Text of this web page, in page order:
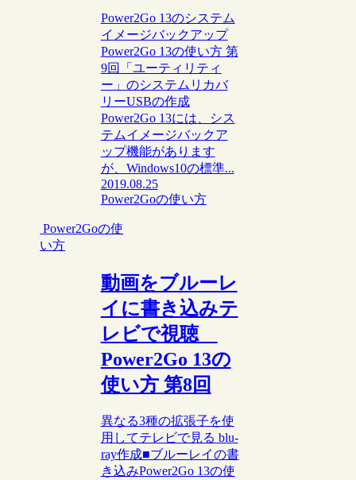
Power2Go 13のシステム
イメージバックアップ
Power2Go 13の使い方 第
9回「ユーティリティ
ー」のシステムリカバ
リーUSBの作成
Power2Go 13には、シス
テムイメージバックア
ップ機能があります
が、Windows10の標準...
2019.08.25
Power2Goの使い方
Power2Goの使
い方
動画をブルーレ
イに書き込みテ
レビで視聴
Power2Go 13の
使い方 第8回
異なる3種の拡張子を使
用してテレビで見る blu-
ray作成■ブルーレイの書
き込みPower2Go 13の使